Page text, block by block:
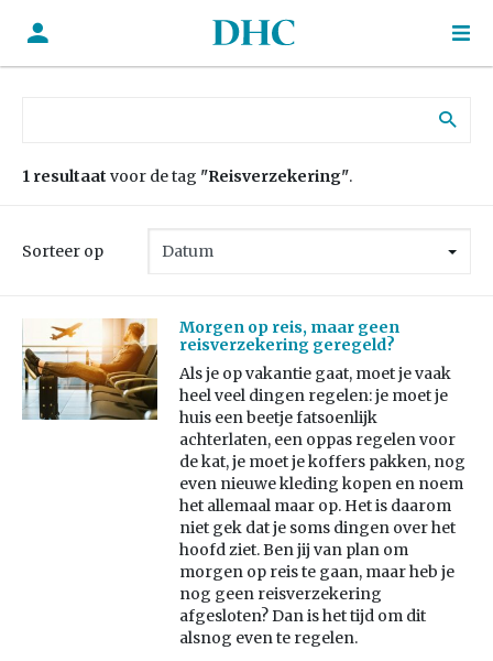
1 resultaat voor de tag "Reisverzekering".
Sorteer op
Morgen op reis, maar geen
reisverzekering geregeld?
Als je op vakantie gaat, moet je vaak
heel veel dingen regelen: je moet je
huis een beetje fatsoenlijk
achterlaten, een oppas regelen voor
de kat, je moet je koffers pakken, nog
even nieuwe kleding kopen en noem
het allemaal maar op. Het is daarom
niet gek dat je soms dingen over het
hoofd ziet. Ben jij van plan om
morgen op reis te gaan, maar heb je
nog geen reisverzekering
afgesloten? Dan is het tijd om dit
alsnog even te regelen.